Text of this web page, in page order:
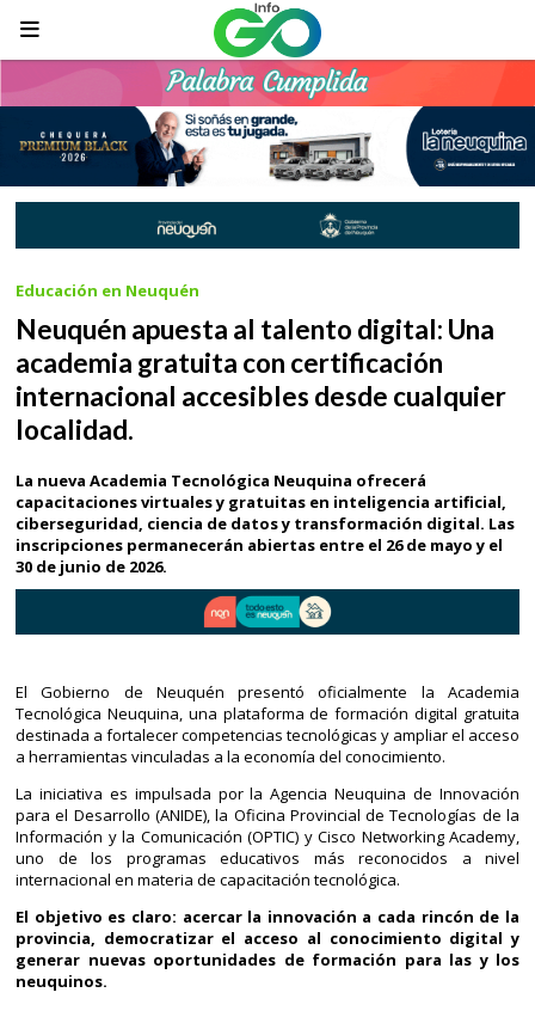
Neuquén apuesta al talento digital: Una
academia gratuita con certificación
internacional accesibles desde cualquier
localidad.
La nueva Academia Tecnológica Neuquina ofrecerá
capacitaciones virtuales y gratuitas en inteligencia artificial,
ciberseguridad, ciencia de datos y transformación digital. Las
inscripciones permanecerán abiertas entre el 26 de mayo y el
30 de junio de 2026.
Educación en Neuquén
El Gobierno de Neuquén presentó oficialmente la Academia
Tecnológica Neuquina, una plataforma de formación digital gratuita
destinada a fortalecer competencias tecnológicas y ampliar el acceso
a herramientas vinculadas a la economía del conocimiento.
La iniciativa es impulsada por la Agencia Neuquina de Innovación
para el Desarrollo (ANIDE), la Oficina Provincial de Tecnologías de la
Información y la Comunicación (OPTIC) y Cisco Networking Academy,
uno de los programas educativos más reconocidos a nivel
internacional en materia de capacitación tecnológica.
El objetivo es claro: acercar la innovación a cada rincón de la
provincia, democratizar el acceso al conocimiento digital y
generar nuevas oportunidades de formación para las y los
neuquinos.